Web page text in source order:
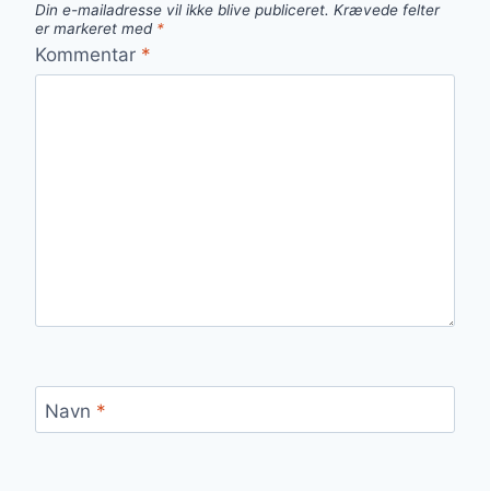
Din e-mailadresse vil ikke blive publiceret. Krævede felter
er markeret med *
Kommentar *
Navn *